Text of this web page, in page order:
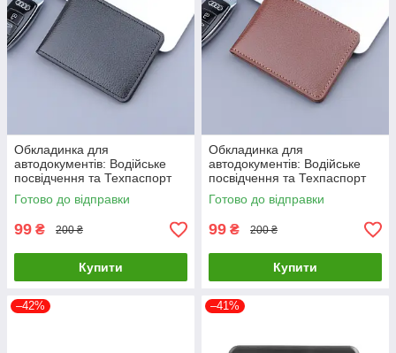
Обкладинка для
автодокументів: Водійське
посвідчення та Техпаспорт
Driver License Holder Black
Готово до відправки
99 ₴ 200 ₴
Купити
Обкладинка для
автодокументів: Водійське
посвідчення та Техпаспорт
Driver License Holder Brown
Готово до відправки
99 ₴ 200 ₴
Купити
–42% –41%